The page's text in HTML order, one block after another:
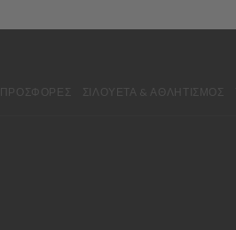
ΠΡΟΣΦΟΡΈΣ ΣΙΛΟΥΈΤΑ & ΑΘΛΗΤΙΣΜΌΣ